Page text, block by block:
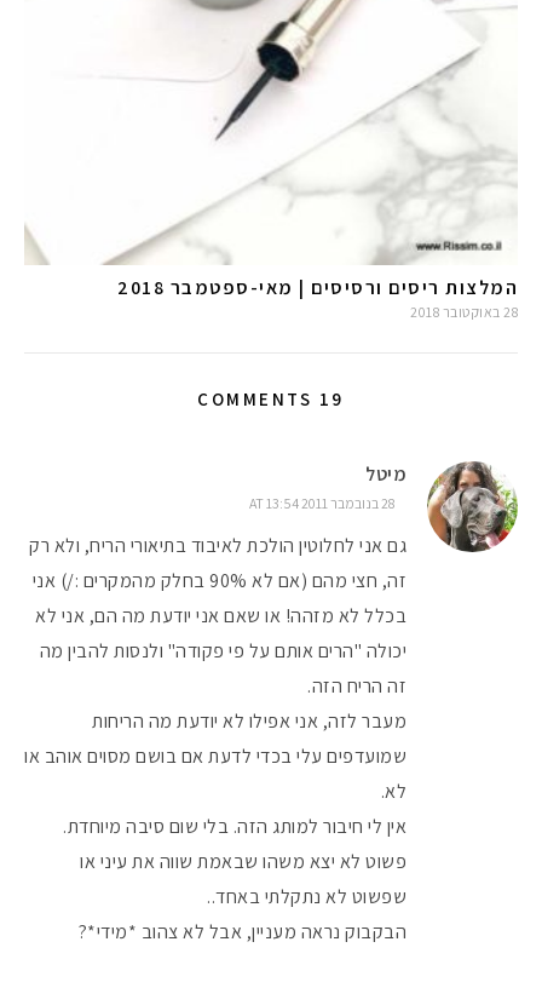
המלצות ריסים ורסיסים | מאי-ספטמבר 2018
28 באוקטובר 2018
19 COMMENTS
מיטל
28 בנובמבר 2011 AT 13:54
גם אני לחלוטין הולכת לאיבוד בתיאורי הריח, ולא רק
זה, חצי מהם (אם לא 90% בחלק מהמקרים :/) אני
בכלל לא מזהה! או שאם אני יודעת מה הם, אני לא
יכולה "הרים אותם על פי פקודה" ולנסות להבין מה
זה הריח הזה.
מעבר לזה, אני אפילו לא יודעת מה הריחות
שמועדפים עלי בכדי לדעת אם בושם מסוים אוהב או
לא.
אין לי חיבור למותג הזה. בלי שום סיבה מיוחדת.
פשוט לא יצא משהו שבאמת שווה את עיני או
שפשוט לא נתקלתי באחד..
הבקבוק נראה מעניין, אבל לא צהוב *מידי*?